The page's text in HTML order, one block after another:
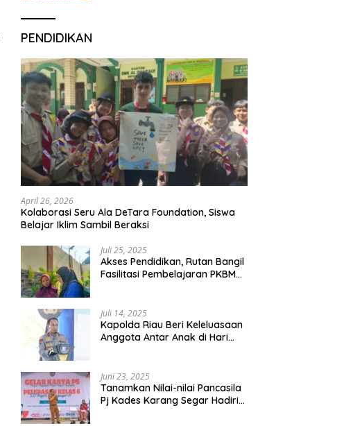
PENDIDIKAN
April 26, 2026
Kolaborasi Seru Ala DeTara Foundation, Siswa
Belajar Iklim Sambil Beraksi
Juli 25, 2025
Akses Pendidikan, Rutan Bangil
Fasilitasi Pembelajaran PKBM
Juli 14, 2025
Kapolda Riau Beri Keleluasaan
Anggota Antar Anak di Hari
Juni 23, 2025
Tanamkan Nilai-nilai Pancasila
Pj Kades Karang Segar Hadiri